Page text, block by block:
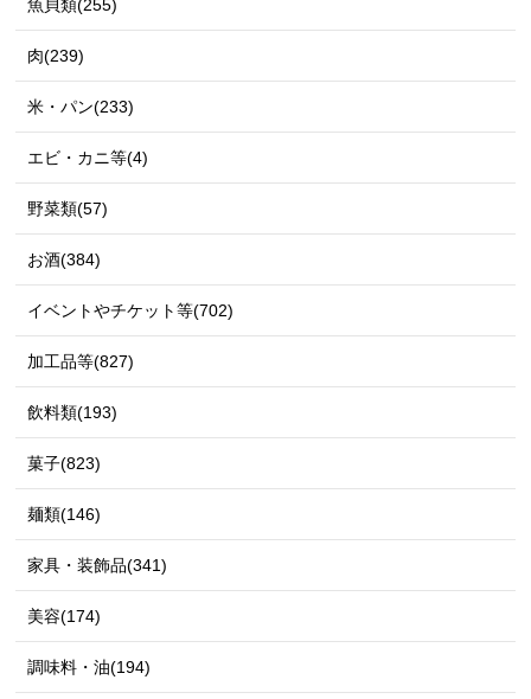
魚貝類(255)
肉(239)
米・パン(233)
エビ・カニ等(4)
野菜類(57)
お酒(384)
イベントやチケット等(702)
加工品等(827)
飲料類(193)
菓子(823)
麺類(146)
家具・装飾品(341)
美容(174)
調味料・油(194)